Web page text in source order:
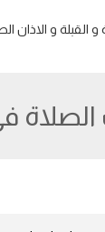
القبلة و الاذان